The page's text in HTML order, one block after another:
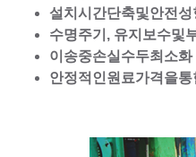
설치시간단축및안전성
수명주기, 유지보수및
이송중손실수두최소화
안정적인원료가격을